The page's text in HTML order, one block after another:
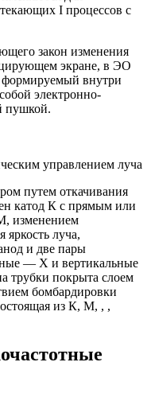
I процессов с
закон изменения
экране, в ЭО
формируемый внутри
электронно-
пушкой.
управлением луча
путем откачивания
катод К с прямым или
изменением
яркость луча,
и две пары
— X и вертикальные
трубки покрыта слоем
бомбардировки
из К, М, , ,